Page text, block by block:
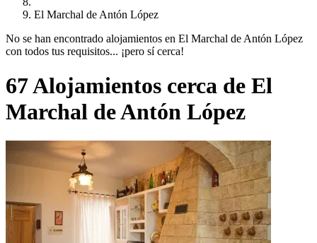
El Marchal de Antón López
No se han encontrado alojamientos en El Marchal de Antón López
con todos tus requisitos... ¡pero sí cerca!
67 Alojamientos cerca de El
Marchal de Antón López